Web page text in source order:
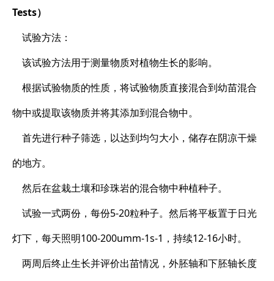
Tests）
试验方法：
该试验方法用于测量物质对植物生长的影响。
根据试验物质的性质，将试验物质直接混合到幼苗混合
物中或提取该物质并将其添加到混合物中。
首先进行种子筛选，以达到均匀大小，储存在阴凉干燥
的地方。
然后在盆栽土壤和珍珠岩的混合物中种植种子。
试验一式两份，每份5-20粒种子。然后将平板置于日光
灯下，每天照明100-200umm-1s-1，持续12-16小时。
两周后终止生长并评价出苗情况，外胚轴和下胚轴长度